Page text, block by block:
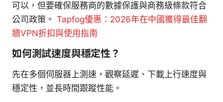
可以，但要確保服務商的數據保護與商務級條款符合
公司政策。 Tapfog優惠：2026年在中國獲得最佳翻
牆VPN折扣與使用指南
如何測試速度與穩定性？
先在多個伺服器上測速，觀察延遲、下載上行速度與
穩定性，並長時間跟蹤性能。